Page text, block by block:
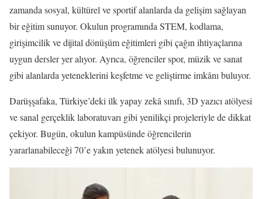
zamanda sosyal, kültürel ve sportif alanlarda da gelişim sağlayan
bir eğitim sunuyor. Okulun programında STEM, kodlama,
girişimcilik ve dijital dönüşüm eğitimleri gibi çağın ihtiyaçlarına
uygun dersler yer alıyor. Ayrıca, öğrenciler spor, müzik ve sanat
gibi alanlarda yeteneklerini keşfetme ve geliştirme imkânı buluyor.
Darüşşafaka, Türkiye’deki ilk yapay zekâ sınıfı, 3D yazıcı atölyesi
ve sanal gerçeklik laboratuvarı gibi yenilikçi projeleriyle de dikkat
çekiyor. Bugün, okulun kampüsünde öğrencilerin
yararlanabileceği 70’e yakın yetenek atölyesi bulunuyor.